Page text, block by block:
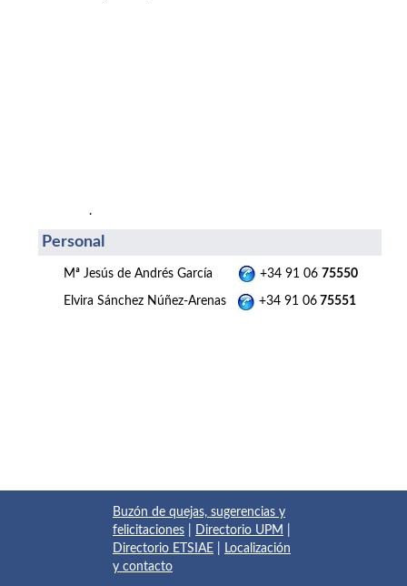
.
Personal
Mª Jesús de Andrés García +34 91 06 75550
Elvira Sánchez Núñez-Arenas +34 91 06 75551
Buzón de quejas, sugerencias y
felicitaciones
Directorio UPM
Directorio ETSIAE
Localización
y contacto